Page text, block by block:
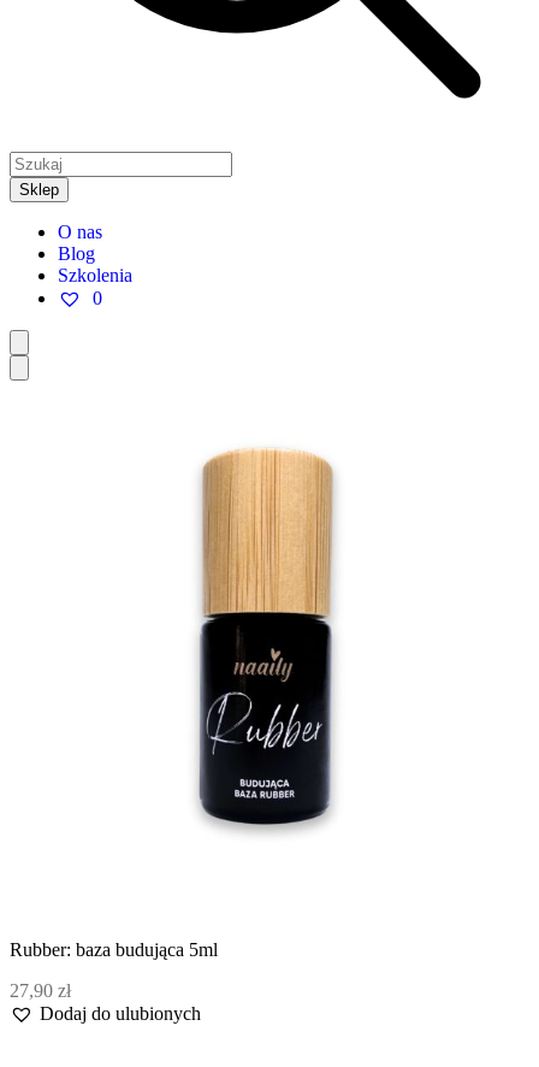
Sklep
O nas
Blog
Szkolenia
0
Rubber: baza budująca 5ml
27,90 zł
Dodaj do ulubionych